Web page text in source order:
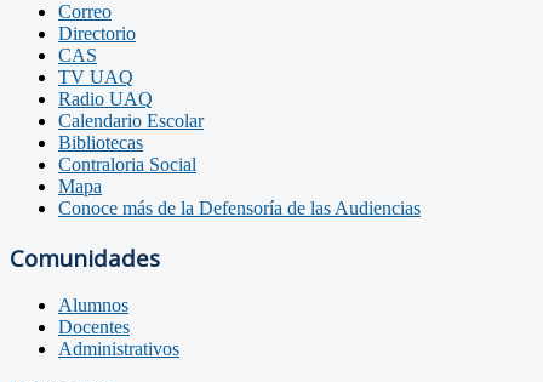
Correo
Directorio
CAS
TV UAQ
Radio UAQ
Calendario Escolar
Bibliotecas
Contraloria Social
Mapa
Conoce más de la Defensoría de las Audiencias
Comunidades
Alumnos
Docentes
Administrativos